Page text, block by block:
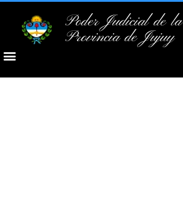
Poder Judicial de la
Provincia de Jujuy